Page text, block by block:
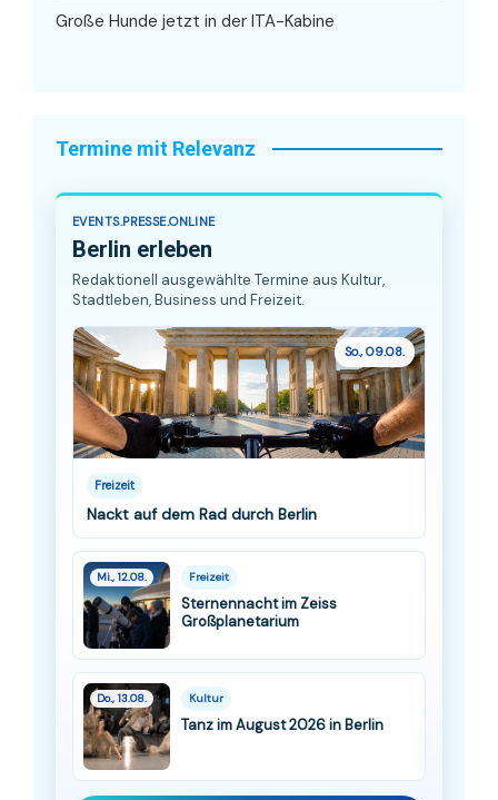
Große Hunde jetzt in der ITA-Kabine
Termine mit Relevanz
EVENTS.PRESSE.ONLINE
Berlin erleben
Redaktionell ausgewählte Termine aus Kultur,
Stadtleben, Business und Freizeit.
So., 09.08.
Freizeit
Nackt auf dem Rad durch Berlin
Mi., 12.08. Freizeit
Sternennacht im Zeiss
Großplanetarium
Do., 13.08. Kultur
Tanz im August 2026 in Berlin